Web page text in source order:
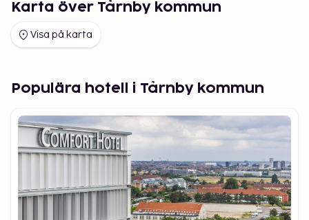
Karta över Tårnby kommun
Visa på karta
Populära hotell i Tårnby kommun